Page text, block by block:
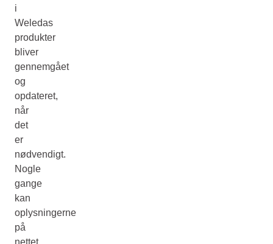
i
Weledas
produkter
bliver
gennemgået
og
opdateret,
når
det
er
nødvendigt.
Nogle
gange
kan
oplysningerne
på
nettet